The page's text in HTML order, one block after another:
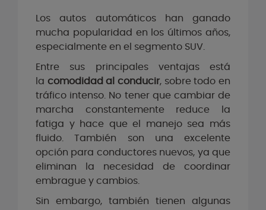
Los autos automáticos han ganado
mucha popularidad en los últimos años,
especialmente en el segmento SUV.
Entre sus principales ventajas está
la comodidad al conducir, sobre todo en
tráfico intenso. No tener que cambiar de
marcha constantemente reduce la
fatiga y hace que el manejo sea más
fluido. También son una excelente
opción para conductores nuevos, ya que
eliminan la necesidad de coordinar
embrague y cambios.
Sin embargo, también tienen algunas